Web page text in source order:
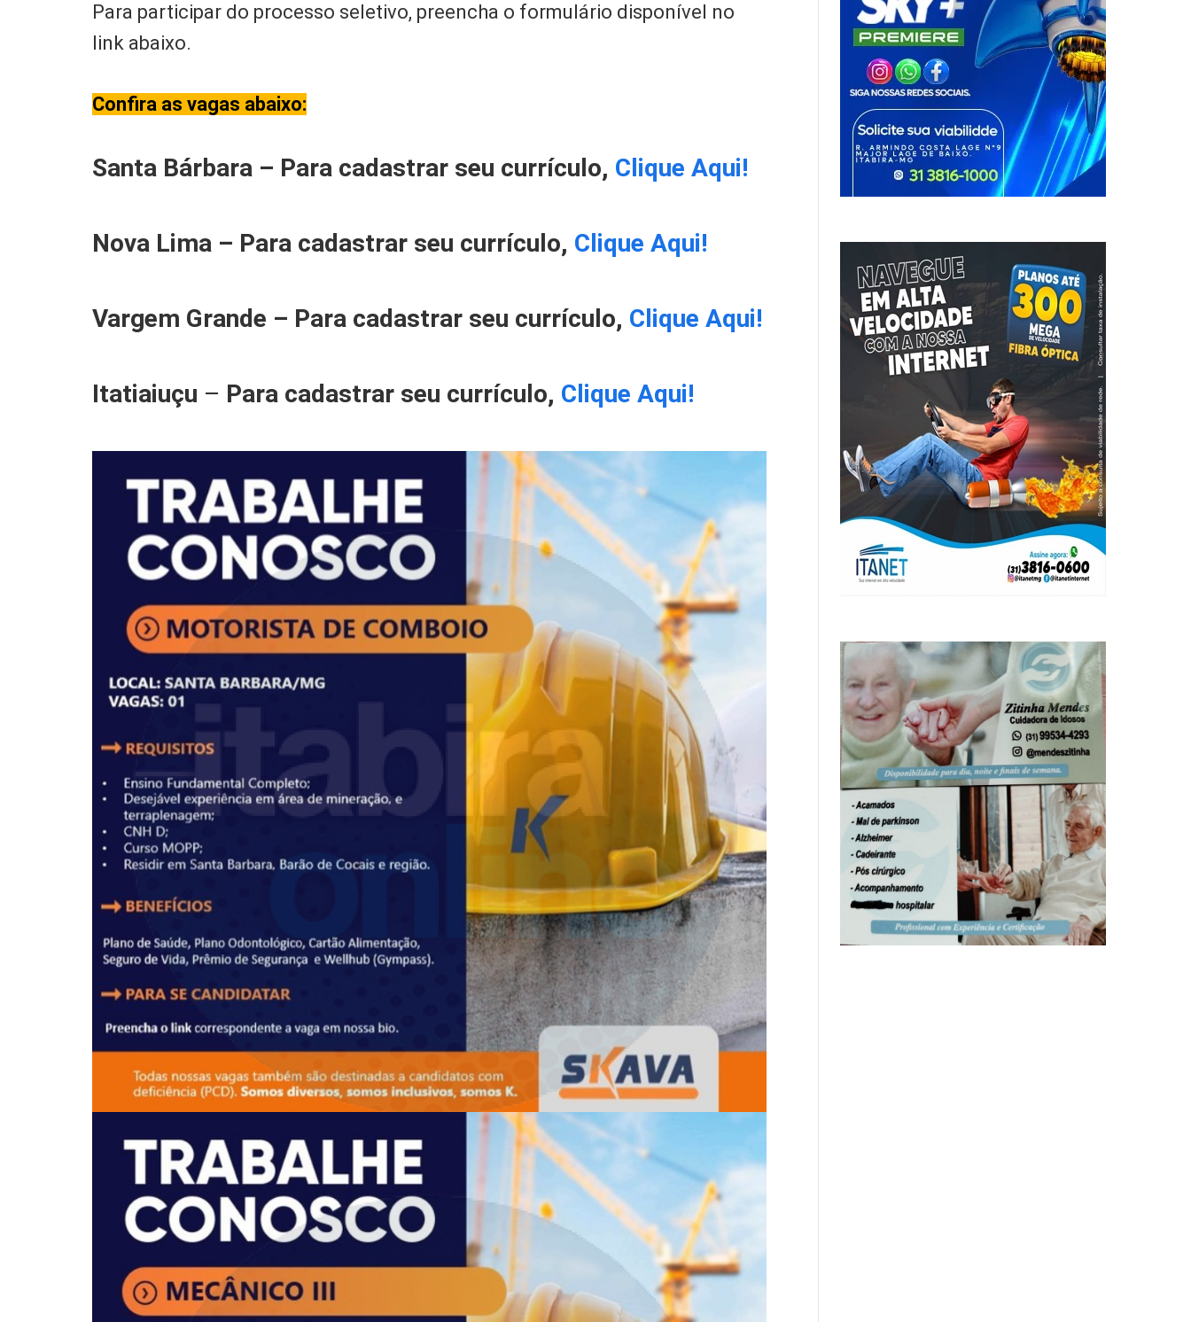
Para participar do processo seletivo, preencha o formulário disponível no
link abaixo.
Confira as vagas abaixo:
Santa Bárbara – Para cadastrar seu currículo, Clique Aqui!
Nova Lima – Para cadastrar seu currículo, Clique Aqui!
Vargem Grande – Para cadastrar seu currículo, Clique Aqui!
Itatiaiuçu – Para cadastrar seu currículo, Clique Aqui!